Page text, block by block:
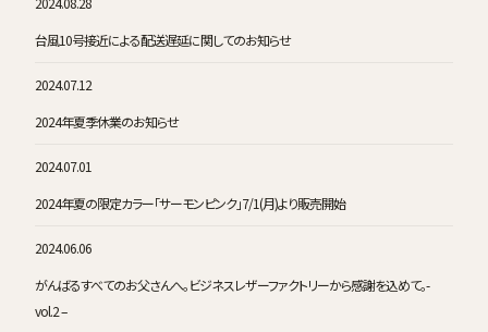
台風10号接近による配送遅延に関してのお知らせ
2024.07.12
2024年夏季休業のお知らせ
2024.07.01
2024年夏の限定カラー「サーモンピンク」7/1(月)より販売開始
2024.06.06
がんばるすべてのお父さんへ。ビジネスレザーファクトリーから感謝を込めて。-
vol.2 –